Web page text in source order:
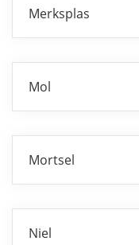
Merksplas
Mol
Mortsel
Niel